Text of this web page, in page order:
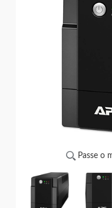
Passe o